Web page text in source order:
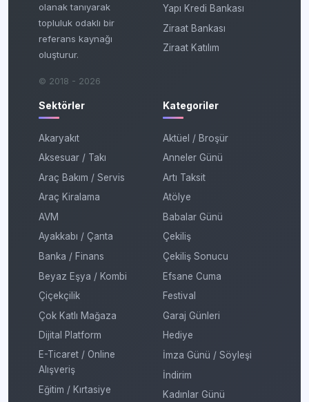
olanak tanıyarak
topluluk odaklı bir
referans kaynağı
oluşturur.
© 2018 - 2026
Yapı Kredi Bankası
Ziraat Bankası
Ziraat Katılım
Sektörler
Akaryakıt
Aksesuar / Takı
Araç Bakım / Servis
Araç Kiralama
AVM
Ayakkabı / Çanta
Banka / Finans
Beyaz Eşya / Kombi
Çiçekçilik
Çok Katlı Mağaza
Dijital Platform
E-Ticaret / Online
Alışveriş
Eğitim / Kırtasiye
Kategoriler
Aktüel / Broşür
Anneler Günü
Artı Taksit
Atölye
Babalar Günü
Çekiliş
Çekiliş Sonucu
Efsane Cuma
Festival
Garaj Günleri
Hediye
İmza Günü / Söyleşi
İndirim
Kadınlar Günü